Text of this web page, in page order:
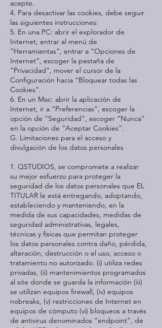
acepte.
4. Para desactivar las cookies, debe seguir
las siguientes instrucciones:
5. En una PC: abrir el explorador de
Internet, entrar al menú de
“Herramientas”, entrar a “Opciones de
Internet”, escoger la pestaña de
“Privacidad”, mover el cursor de la
Configuración hacia “Bloquear todas las
Cookies”.
6. En un Mac: abrir la aplicación de
Internet, ir a “Preferencias”, escoger la
opción de “Seguridad”, escoger “Nunca”
en la opción de “Aceptar Cookies”.
G. Limitaciones para el acceso y
divulgación de los datos personales
1. QSTUDIOS, se compromete a realizar
su mejor esfuerzo para proteger la
seguridad de los datos personales que EL
TITULAR le está entregando, adoptando,
estableciendo y manteniendo, en la
medida de sus capacidades, medidas de
seguridad administrativas, legales,
técnicas y físicas que permitan proteger
los datos personales contra daño, pérdida,
alteración, destrucción o el uso, acceso o
tratamiento no autorizado. (i) utiliza redes
privadas, (ii) mantenimientos programados
al site donde se guarda la información (iii)
se utilizan equipos firewall, (iv) equipos
nobreaks, (v) restricciones de Internet en
equipos de cómputo (vi) bloqueos a través
de antivirus denominados “endpoint”, de